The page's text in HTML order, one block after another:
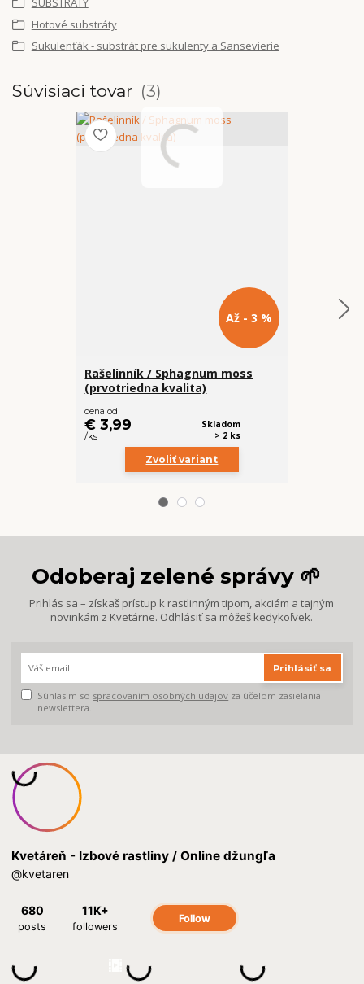
Hotové substráty
Sukulenťák - substrát pre sukulenty a Sansevierie
Súvisiaci tovar 3
Až - 3 %
Rašelinník / Sphagnum moss
(prvotriedna kvalita)
cena od
€ 3,99
/ks
Skladom
> 2 ks
Zvoliť variant
Odoberaj zelené správy 🌱
Prihlás sa – získaš prístup k rastlinným tipom, akciám a tajným
novinkám z Kvetárne. Odhlásiť sa môžeš kedykoľvek.
Prihlásiť sa
Súhlasím so spracovaním osobných údajov za účelom zasielania
newslettera.